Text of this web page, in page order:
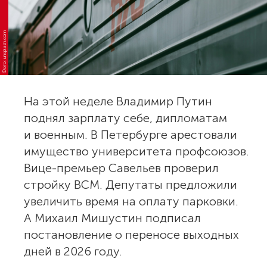
Фото: unsplash.com
На этой неделе Владимир Путин
поднял зарплату себе, дипломатам
и военным. В Петербурге арестовали
имущество университета профсоюзов.
Вице-премьер Савельев проверил
стройку ВСМ. Депутаты предложили
увеличить время на оплату парковки.
А Михаил Мишустин подписал
постановление о переносе выходных
дней в 2026 году.